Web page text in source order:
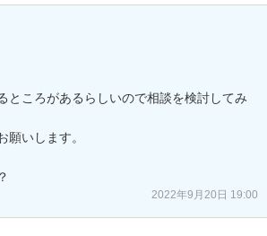
ところがあるらしいので相談を検討してみ
願いします。
2022年9月20日 19:00